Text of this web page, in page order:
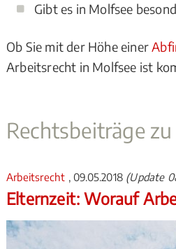
Gibt es in Molfsee
Ob Sie mit der Höhe einer
Arbeitsrecht in Molfsee ist
Rechtsbeiträge
Arbeitsrecht , 09.05.2018 (Update
Elternzeit: Worauf